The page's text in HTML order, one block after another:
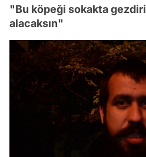
"Bu köpeği sokakta
alacaksın"